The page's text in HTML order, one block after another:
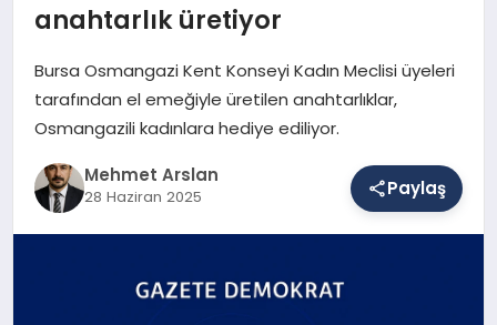
SAĞLIK
EĞITIM
anahtarlık üretiyor
Bursa Osmangazi Kent Konseyi Kadın Meclisi üyeleri
tarafından el emeğiyle üretilen anahtarlıklar,
Osmangazili kadınlara hediye ediliyor.
Mehmet Arslan
28 Haziran 2025 Paylaş